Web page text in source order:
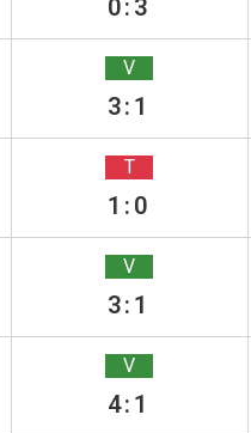
0:3
V
3:1
T
1:0
V
3:1
V
4:1